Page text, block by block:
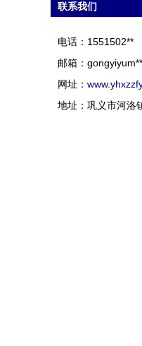
联系我们
电话：1551502**
邮箱：gongyiyum**
网址：
地址：巩义市河洛